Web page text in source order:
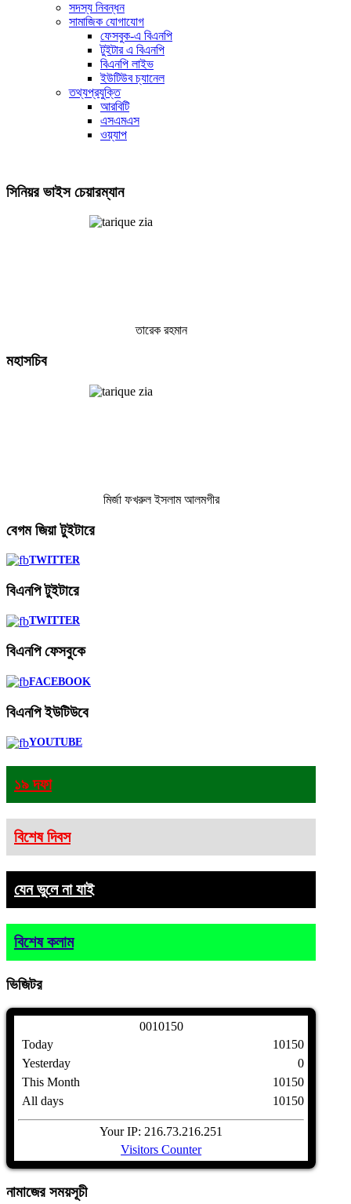
সদস্য নিবন্ধন
সামাজিক যোগাযোগ
ফেসবুক-এ বিএনপি
টুইটার এ বিএনপি
বিএনপি লাইভ
ইউটিউব চ্যানেল
তথ্যপ্রযুক্তি
আরবিটি
এসএমএস
ওয়্যাপ
সিনিয়রভাইস চেয়ারম্যান
তারেক রহমান
মহাসচিব
মির্জা ফখরুল ইসলাম আলমগীর
বেগমজিয়া টুইটারে
TWITTER
বিএনপিটুইটারে
TWITTER
বিএনপিফেসবুকে
FACEBOOK
বিএনপিইউটিউবে
YOUTUBE
১৯ দফা
বিশেষ দিবস
যেন ভুলে না যাই
বিশেষ কলাম
ভিজিটর
00101 50
Today
Yesterday
This Month
All days
10150
0
10150
10150
Your IP: 216.73.216.251
Visitors Counter
নামাজেরসময়সূচী